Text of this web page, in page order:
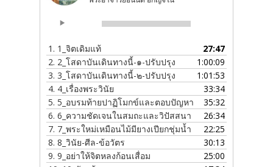
1. 1_จิตเดิมแท้
27:47
2. 2_โสดาบันเดินทางนี้-๑-ปรับปรุง
1:00:09
3. 3_โสดาบันเดินทางนี้-๒-ปรับปรุง
1:01:53
4. 4_เรื่องพระวินัย
33:34
5. 5_อบรมท้ายปาฏิโมกข์และตอบปัญหา
35:32
6. 6_ความชัดเจนในสมถะและวิปัสสนา
26:34
7. 7_พระใหม่เหมือนไม้มียางเปียกชุ่มน้ำ
22:25
8. 8_วินัย-ศีล-ข้อวัตร
30:13
9. 9_อย่าให้จิตหลงก้อนเสื่อม
25:00